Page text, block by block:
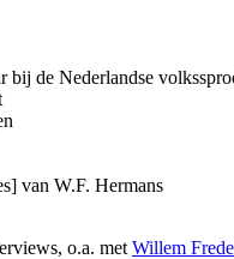
bij de Nederlandse
van W.F. Hermans
o.a. met Willem